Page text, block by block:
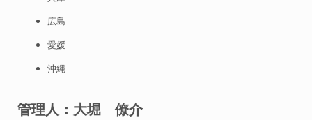
広島
愛媛
沖縄
管理人：大堀 僚介